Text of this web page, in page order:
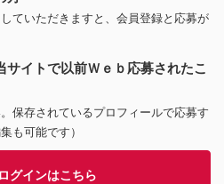
ていただきますと、会員登録と応募が
イトで以前Ｗｅｂ応募されたこ
保存されているプロフィールで応募す
も可能です）
グインはこちら